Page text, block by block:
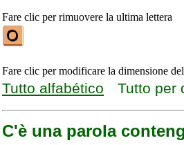
Fare clic per rimuovere la ultima lettera
Fare clic per modificare la dimensione
Tutto alfabético Tutto per
C'è una parola